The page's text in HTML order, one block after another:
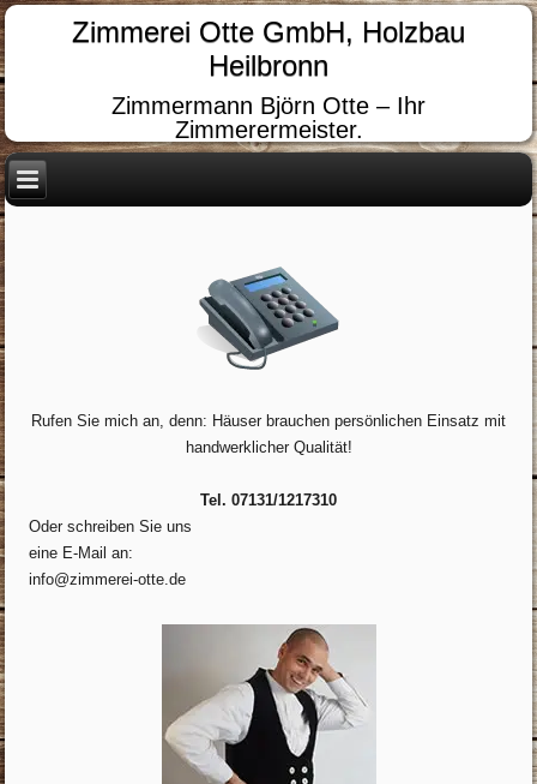
Zimmerei Otte GmbH, Holzbau
Heilbronn
Zimmermann Björn Otte – Ihr
Zimmerermeister.
Rufen Sie mich an, denn: Häuser brauchen persönlichen Einsatz mit
handwerklicher Qualität!
Tel. 07131/1217310
Oder schreiben Sie uns
eine E-Mail an:
info@zimmerei-otte.de